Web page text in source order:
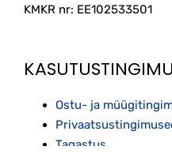
KMKR nr: EE102533501
Ostu- ja
Tagastus